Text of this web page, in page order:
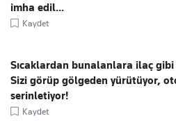
imha edil...
Kaydet
Sıcaklardan bunalanlara ilaç
Sizi görüp gölgeden yürütüyor,
serinletiyor!
Kaydet